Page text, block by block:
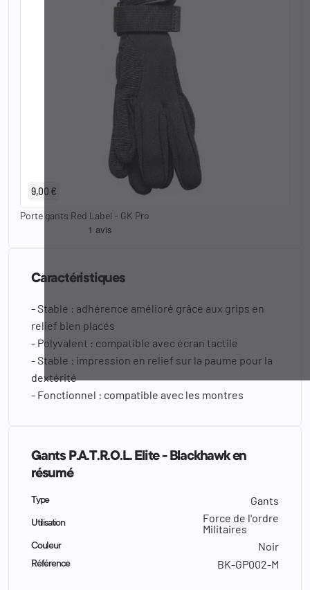
9,00 €
Porte gants Red Label - GK Pro
Caractéristiques
- Stable : adhérence amélioré grâce aux grips en
relief bien placés
- Polyvalent : compatible avec écran tactile
- Stable : impression en relief sur la paume pour la
dextérité
- Fonctionnel : compatible avec les montres
Gants P.A.T.R.O.L. Elite - Blackhawk en
résumé
Type Gants
Utilisation
Force de l'ordre
Militaires
Couleur Noir
Référence BK-GP002-M